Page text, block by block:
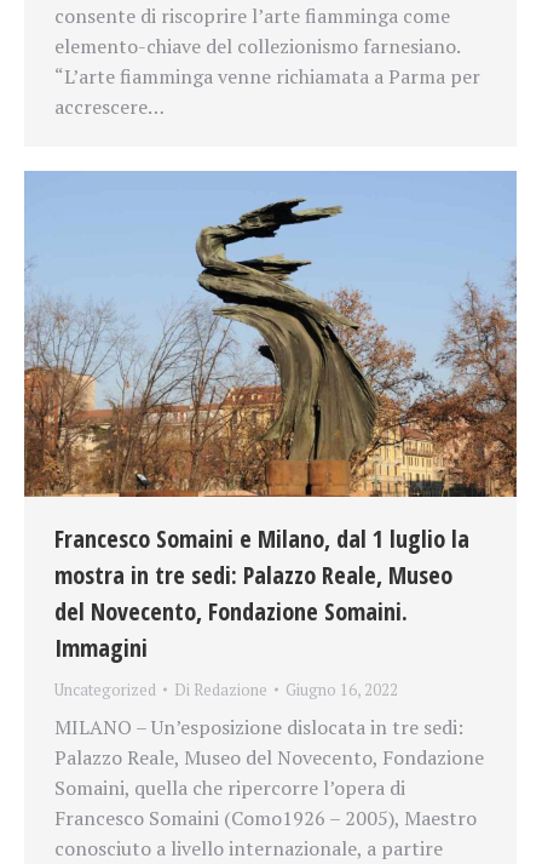
consente di riscoprire l’arte fiamminga come
elemento-chiave del collezionismo farnesiano.
“L’arte fiamminga venne richiamata a Parma per
accrescere…
Francesco Somaini e Milano, dal 1 luglio la
mostra in tre sedi: Palazzo Reale, Museo
del Novecento, Fondazione Somaini.
Immagini
Uncategorized Di Redazione Giugno 16, 2022
MILANO – Un’esposizione dislocata in tre sedi:
Palazzo Reale, Museo del Novecento, Fondazione
Somaini, quella che ripercorre l’opera di
Francesco Somaini (Como1926 – 2005), Maestro
conosciuto a livello internazionale, a partire